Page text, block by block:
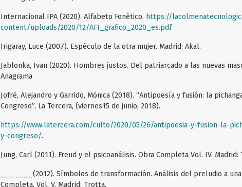
Internacional IPA (2020). Alfabeto Fonético. https://
content/uploads/2020/12/AFI_grafico_2020_es.pdf
Irigaray, Luce (2007). Espéculo de la otra mujer. Madrid: Akal.
Jablonka, Ivan (2020). Hombres justos. Del patriarcado a las nuevas
Anagrama
Jofré, Alejandro y Garrido, Mónica (2018). “Antipoesía y fusión: la
Congreso”, La Tercera, (viernes15 de junio, 2018).
https://www.latercera.com/culto/2020/05/26/antipoesia-y-fusion-la-
y-congreso/.
Jung, Carl (2011). Freud y el psicoanálisis. Obra Completa Vol. IV.
_______(2012). Símbolos de transformación. Análisis del preludio a
Completa. Vol. V. Madrid: Trotta.